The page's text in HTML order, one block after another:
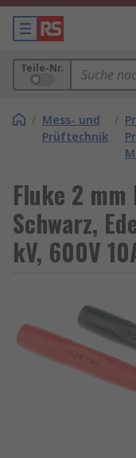
Teile-Nr.
/ Mess- und
Prüftechnik
/
Fluke 2
Schwarz,
kV, 600V